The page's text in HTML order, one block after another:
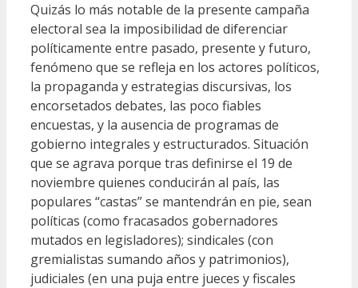
Quizás lo más notable de la presente campaña
electoral sea la imposibilidad de diferenciar
políticamente entre pasado, presente y futuro,
fenómeno que se refleja en los actores políticos,
la propaganda y estrategias discursivas, los
encorsetados debates, las poco fiables
encuestas, y la ausencia de programas de
gobierno integrales y estructurados. Situación
que se agrava porque tras definirse el 19 de
noviembre quienes conducirán al país, las
populares “castas” se mantendrán en pie, sean
políticas (como fracasados gobernadores
mutados en legisladores); sindicales (con
gremialistas sumando años y patrimonios),
judiciales (en una puja entre jueces y fiscales